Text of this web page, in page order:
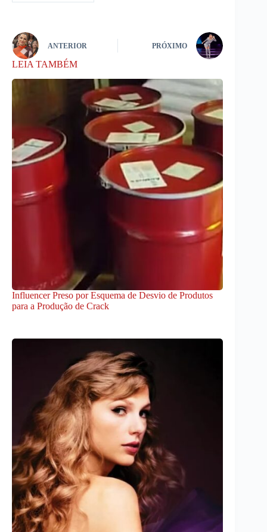
ANTERIOR PRÓXIMO
LEIA TAMBÉM
Influencer Preso por Esquema de Desvio de Produtos
para a Produção de Crack